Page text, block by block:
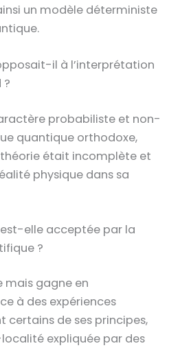
un modèle déterministe
il à l’interprétation
probabiliste et non-
quantique orthodoxe,
était incomplète et
physique dans sa
elle acceptée par la
?
mais gagne en
à des expériences
certains de ses principes,
expliquée par des